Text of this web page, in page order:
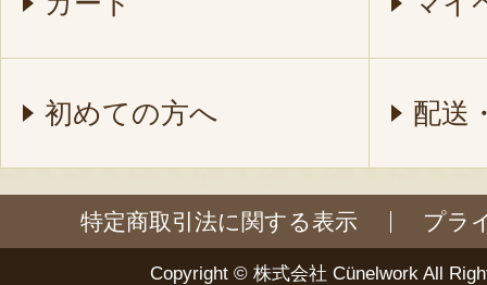
初めての方へ 配送
特定商取引法に関する表示 プラ
Copyright © 株式会社 Cünelwork All